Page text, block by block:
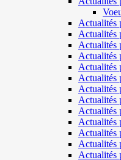
Actualités
Actualités
Actualités
Actualités
Actualités
Actualités
Actualités
Actualités
Actualités
Actualités
Actualités
Actualités
Actualités